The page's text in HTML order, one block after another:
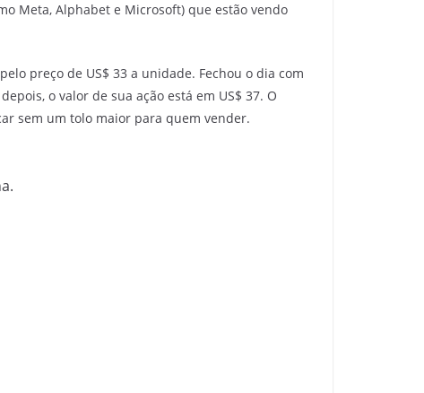
Meta, Alphabet e Microsoft) que estão vendo
preço de US$ 33 a unidade. Fechou o dia com
o valor de sua ação está em US$ 37. O
sem um tolo maior para quem vender.